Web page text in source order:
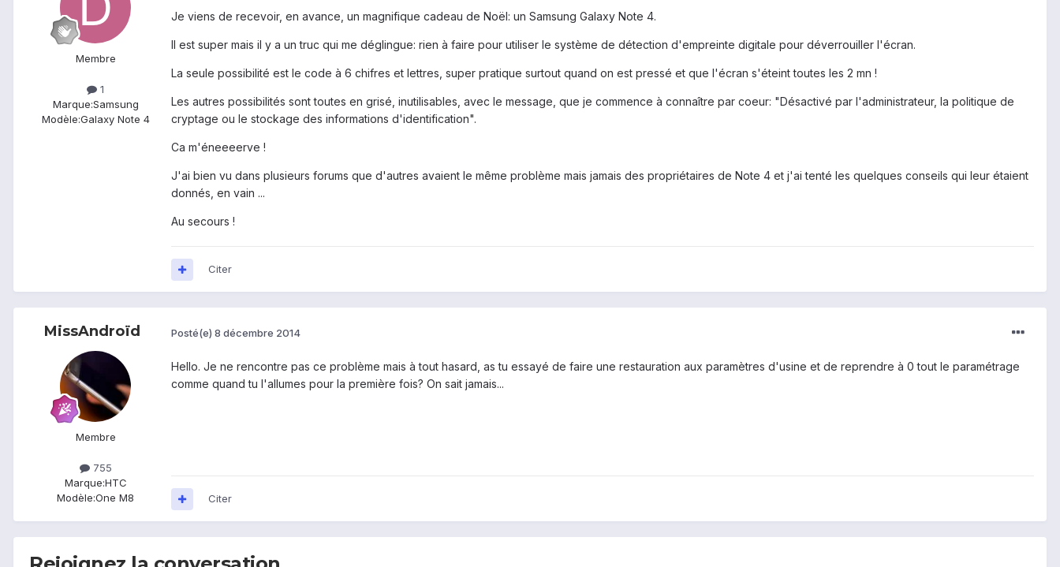
Membre
1
Marque:Samsung
Modèle:Galaxy Note 4
Je viens de recevoir, en avance, un magnifique cadeau de Noël: un Samsung Galaxy Note 4.
Il est super mais il y a un truc qui me déglingue: rien à faire pour utiliser le système de détection d'empreinte digitale pour déverrouiller l'écran.
La seule possibilité est le code à 6 chifres et lettres, super pratique surtout quand on est pressé et que l'écran s'éteint toutes les 2 mn !
Les autres possibilités sont toutes en grisé, inutilisables, avec le message, que je commence à connaître par coeur: "Désactivé par l'administrateur, la politique de
cryptage ou le stockage des informations d'identification".
Ca m'éneeeerve !
J'ai bien vu dans plusieurs forums que d'autres avaient le même problème mais jamais des propriétaires de Note 4 et j'ai tenté les quelques conseils qui leur étaient
donnés, en vain ...
Au secours !
Citer
MissAndroïd
Membre
755
Marque:HTC
Modèle:One M8
Posté(e) 8 décembre 2014
Hello. Je ne rencontre pas ce problème mais à tout hasard, as tu essayé de faire une restauration aux paramètres d'usine et de reprendre à 0 tout le paramétrage
comme quand tu l'allumes pour la première fois? On sait jamais...
Citer